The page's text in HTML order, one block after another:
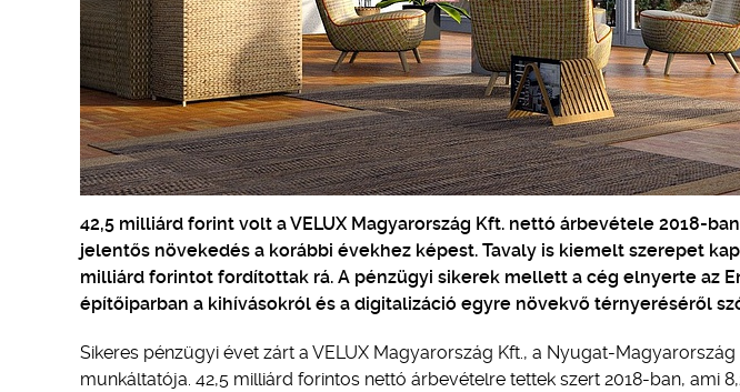
42,5 milliárd forint volt a VELUX Magyarország Kft. nettó árbevétele 2018-
jelentős növekedés a korábbi évekhez képest. Tavaly is kiemelt szerepet
milliárd forintot fordítottak rá. A pénzügyi sikerek mellett a cég elnyerte az
építőiparban a kihívásokról és a digitalizáció egyre növekvő térnyeréséről
Sikeres pénzügyi évet zárt a VELUX Magyarország Kft., a Nyugat-
munkáltatója. 42,5 milliárd forintos nettó árbevételre tettek szert 2018-ban, ami